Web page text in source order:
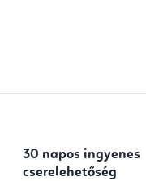
30 napos ingyenes
cserelehetőség